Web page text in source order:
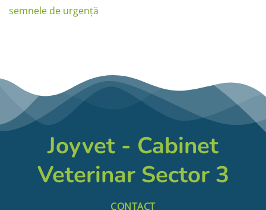
semnele de urgență
Joyvet - Cabinet
Veterinar Sector 3
CONTACT